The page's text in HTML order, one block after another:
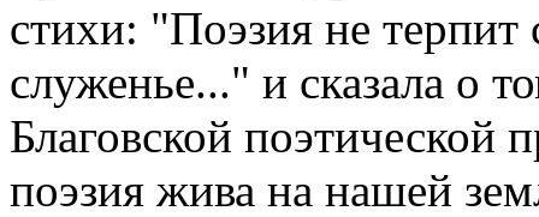
стихи: "Поэзия не терпит
служенье..." и сказала о
Благовской поэтической
поэзия жива на нашей